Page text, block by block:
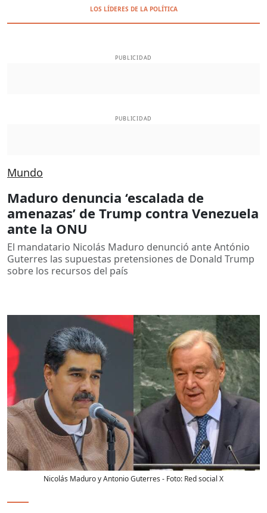
LOS LÍDERES DE LA POLÍTICA
PUBLICIDAD
PUBLICIDAD
Mundo
Maduro denuncia ‘escalada de
amenazas’ de Trump contra Venezuela
ante la ONU
El mandatario Nicolás Maduro denunció ante António
Guterres las supuestas pretensiones de Donald Trump
sobre los recursos del país
Nicolás Maduro y Antonio Guterres - Foto: Red social X